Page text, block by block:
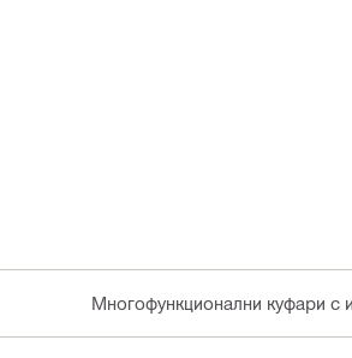
Многофункционални куфари с